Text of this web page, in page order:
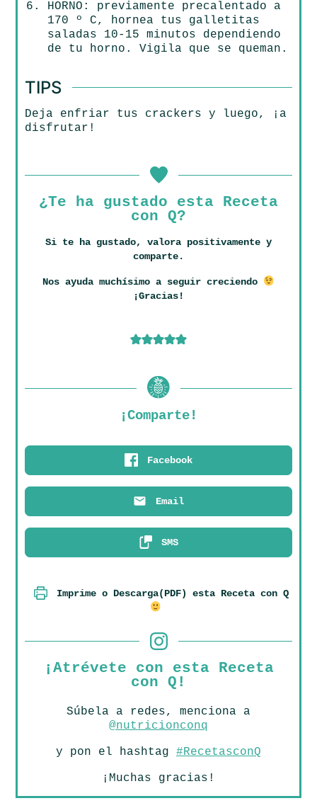
HORNO: previamente precalentado a
170 º C, hornea tus galletitas
saladas 10-15 minutos dependiendo
de tu horno. Vigila que se queman.
TIPS
Deja enfriar tus crackers y luego, ¡a
disfrutar!
¿Te ha gustado esta Receta
con Q?
Si te ha gustado, valora positivamente y
comparte.
Nos ayuda muchísimo a seguir creciendo
¡Gracias!
¡Comparte!
Facebook
Email
SMS
Imprime o Descarga(PDF) esta Receta con Q
¡Atrévete con esta Receta
con Q!
Súbela a redes, menciona a
@nutricionconq
y pon el hashtag #RecetasconQ
¡Muchas gracias!